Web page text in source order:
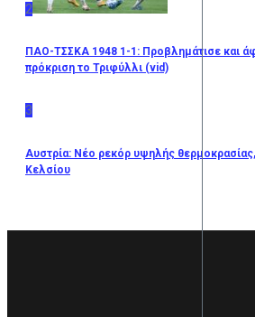
2
ΠΑΟ-ΤΣΣΚΑ 1948 1-1: Προβλημάτισε και
πρόκριση το Τριφύλλι (vid)
3
Αυστρία: Νέο ρεκόρ υψηλής
Κελσίου